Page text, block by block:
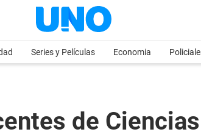
Series y Películas Economia
de